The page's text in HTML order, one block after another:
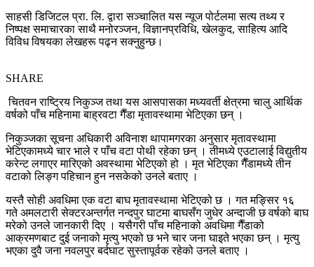
साहसी डिजिटल प्रा. लि. द्वारा सञ्चालित यस न्यूज पोर्टलमा सत्य तथ्य र
निष्पक्ष समाचारका साथै मनोरञ्जन, विज्ञानप्रविधि, खेलकुद, साहित्य आदि
विविध विषयका लेखहरू पढ्न सक्नुहुन्छ।
SHARE
चितवन राष्ट्रिय निकुञ्ज तथा यस आसपासका मध्यवर्ती क्षेत्रमा चालु आर्थिक
वर्षको पाँच महिनामा बाह्रवटा गैँडा मृतावस्थामा भेटिएका छन् ।
निकुञ्जका सूचना अधिकारी अविनाश थापामगरका अनुसार मृतावस्थामा
भेटिएकामध्ये चार भाले र पाँच वटा पोथी रहेका छन् । तीमध्ये एउटालाई विद्युतीय
करेन्ट लगाएर मारिएको अवस्थामा भेटिएको हो । मृत भेटिएका गैँडामध्ये तीन
वटाको लिङ्ग पहिचान हुन नसकेको उनले बताए ।
यस्तै सोही अवधिमा एक वटा बाघ मृतावस्थामा भेटिएको छ । गत मङ्सिर १६
गते अमलटारी सेक्टरअन्तर्गत नन्दपुर घाटमा बाघसँग जुधेर अन्दाजी छ वर्षको बाघ
मरेको उनले जानकारी दिए । यसैगरी पाँच महिनाको अवधिमा गैँडाको
आक्रमणबाट दुई जनाको मृत्यु भएको छ भने चार जना घाइते भएका छन् । मृत्यु
भएका दुवै जना नवलपुर बर्दघाट सुस्तापूर्वक रहेको उनले बताए ।